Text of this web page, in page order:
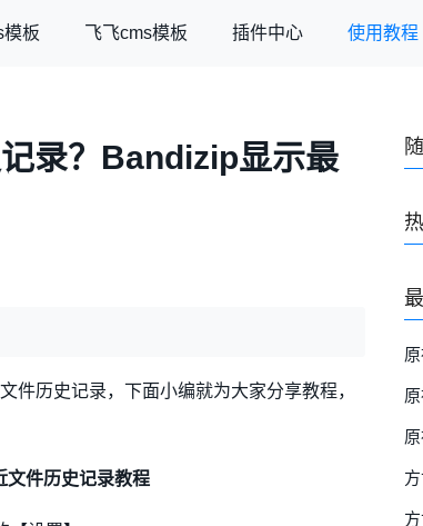
模板 飞飞cms模板 插件中心 使用教程
录？Bandizip显示最
历史记录，下面小编就为大家分享教程，
件历史记录教程